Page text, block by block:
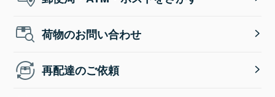
荷物のお問い合わせ
再配達のご依頼